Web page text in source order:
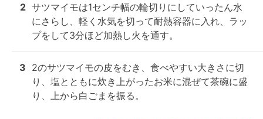
2 サツマイモは1センチ幅の輪切りにしていったん水
にさらし、軽く水気を切って耐熱容器に入れ、ラッ
プをして3分ほど加熱し火を通す。
3 2のサツマイモの皮をむき、食べやすい大きさに切
り、塩とともに炊き上がったお米に混ぜて茶碗に盛
り、上から白ごまを振る。